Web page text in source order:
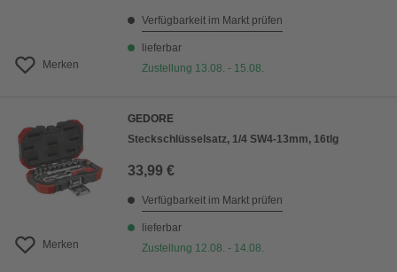
Merken
Verfügbarkeit im Markt prüfen
lieferbar
Zustellung 13.08. - 15.08.
Merken
GEDORE
Steckschlüsselsatz, 1/4 SW4-13mm, 16tlg
33,99 €
Verfügbarkeit im Markt prüfen
lieferbar
Zustellung 12.08. - 14.08.